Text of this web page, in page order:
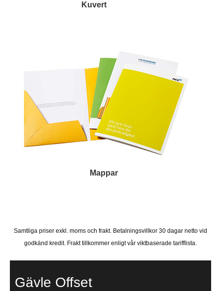
Kuvert
Mappar
Samtliga priser exkl. moms och frakt. Betalningsvillkor 30 dagar netto vid
godkänd kredit. Frakt tillkommer enligt vår viktbaserade tarifflista.
Gävle Offset